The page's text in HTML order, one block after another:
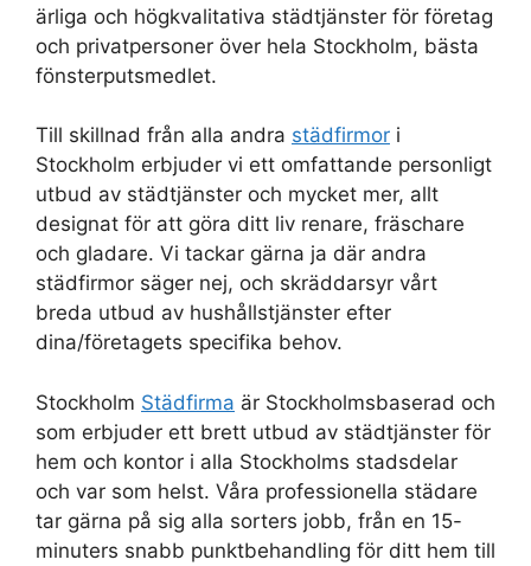
ärliga och högkvalitativa städtjänster för företag
och privatpersoner över hela Stockholm, bästa
fönsterputsmedlet.
Till skillnad från alla andra städfirmor i
Stockholm erbjuder vi ett omfattande personligt
utbud av städtjänster och mycket mer, allt
designat för att göra ditt liv renare, fräschare
och gladare. Vi tackar gärna ja där andra
städfirmor säger nej, och skräddarsyr vårt
breda utbud av hushållstjänster efter
dina/företagets specifika behov.
Stockholm Städfirma är Stockholmsbaserad och
som erbjuder ett brett utbud av städtjänster för
hem och kontor i alla Stockholms stadsdelar
och var som helst. Våra professionella städare
tar gärna på sig alla sorters jobb, från en 15-
minuters snabb punktbehandling för ditt hem till